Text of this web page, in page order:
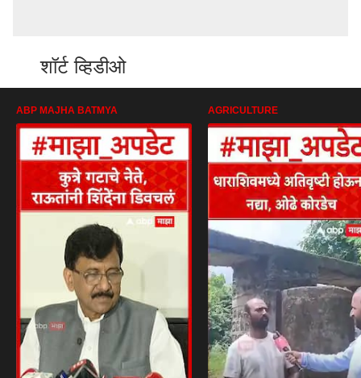
शॉर्ट व्हिडीओ
ABP MAJHA BATMYA AGRICULTURE